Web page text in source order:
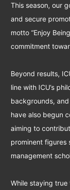
This season, our
and secure
motto “Enjoy
commitment
Beyond results,
line with ICU’s
backgrounds,
have also begun
aiming to
prominent figures
management
While staying